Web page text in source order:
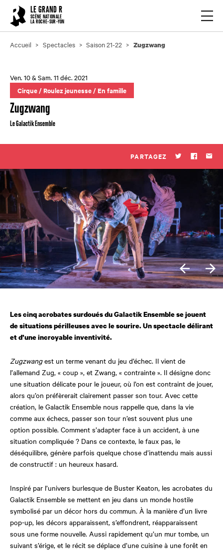
LE GRAND R
SCÈNE NATIONALE
LA ROCHE-SUR-YON
Accueil Spectacles Saison 21-22 Zugzwang
Ven. 10 & Sam. 11 déc. 2021
Cirque/ Roulez jeunesse/ En famille
Zugzwang
Le Galactik Ensemble
PARTAGEZ Twitter
Les cinq acrobates surdoués du Galactik Ensemble se jouent
de situations périlleuses avec le sourire. Un spectacle délirant
et d’une incroyable inventivité.
Zugzwangest un terme venant du jeu d’échec. Il vient de
l’allemand Zug, « coup », et Zwang, « contrainte ». Il désigne donc
une situation délicate pour le joueur, où l’on est contraint de jouer,
alors qu’on préfèrerait clairement passer son tour. Avec cette
création, le Galactik Ensemble nous rappelle que, dans la vie
comme aux échecs, passer son tour n’est souvent plus une
option possible. Comment s’adapter face à un accident, à une
situation compliquée ? Dans ce contexte, le faux pas, le
déséquilibre, génère parfois quelque chose d’inattendu mais aussi
de constructif : un heureux hasard.
Inspiré par l’univers burlesque de Buster Keaton, les acrobates du
Galactik Ensemble se mettent en jeu dans un monde hostile
symbolisé par un décor hors du commun. À la manière d’un livre
pop-up, les décors apparaissent, s’effondrent, réapparaissent
sous une forme nouvelle. Aussi rapidement qu’un mur tombe, un
suivant s’érige, et le récit se déplace d’une cuisine à une forêt en
Cookies management panel